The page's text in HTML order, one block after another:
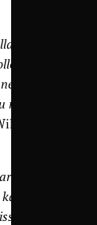
itselle,
sitä
Ei